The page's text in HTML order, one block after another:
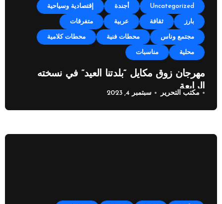
Uncategorized أجندة إقتصادية وسياحية
بارز ثقافة عربية متفرقات
مجتمع وناس محطات فنية محطات كلامية
محلية مناسبات
مهرجان زوق مكايل “بلدتنا العيد” في نسخته
الرابعة
مكتب التحرير سبتمبر 4, 2023